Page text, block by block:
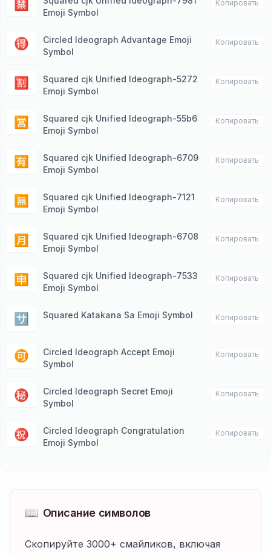
🈲
Emoji Symbol
Копировать
🉐
Circled Ideograph Advantage Emoji
Symbol
Копировать
🈹
Squared cjk Unified Ideograph-5272
Emoji Symbol
Копировать
🈺
Squared cjk Unified Ideograph-55b6
Emoji Symbol
Копировать
🈶
Squared cjk Unified Ideograph-6709
Emoji Symbol
Копировать
🈚️
Squared cjk Unified Ideograph-7121
Emoji Symbol
Копировать
🈷️
Squared cjk Unified Ideograph-6708
Emoji Symbol
Копировать
🈸
Squared cjk Unified Ideograph-7533
Emoji Symbol
Копировать
🈂️ Squared Katakana Sa Emoji Symbol Копировать
🉑
Circled Ideograph Accept Emoji
Symbol
Копировать
㊙️
Circled Ideograph Secret Emoji
Symbol
Копировать
㊗️
Circled Ideograph Congratulation
Emoji Symbol
Копировать
📖 Описание символов
Скопируйте 3000+ смайликов, включая